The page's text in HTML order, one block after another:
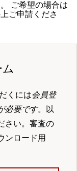
ご希望の場合は
ご申請くださ
くには会員登
必要です。以
さい。審査の
ンロード用